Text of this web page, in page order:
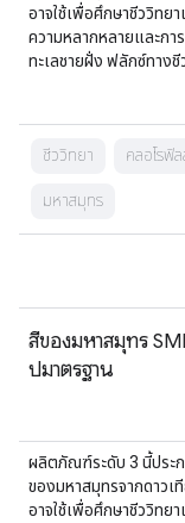
อาจใช้เพื่อศึกษาชีววิทย
ความหลากหลายและก
ทะเลชายฝั่ง ฟลักซ์ทาง
ชีววิทยา คลอโรฟิล
มหาสมุทร
สีของมหาสมุทร
ปมาตรฐาน
ผลิตภัณฑ์ระดับ 3 นี้ประ
ของมหาสมุทรจากดาวเ
อาจใช้เพื่อศึกษาชีววิทย